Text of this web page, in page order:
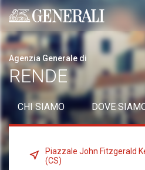
Generali logo
Agenzia Generale di
RENDE
CHI SIAMO DOVE
Piazzale John Fitzgerald
(CS)